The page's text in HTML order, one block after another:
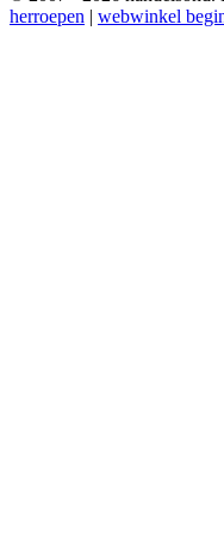
herroepen | webwinkel